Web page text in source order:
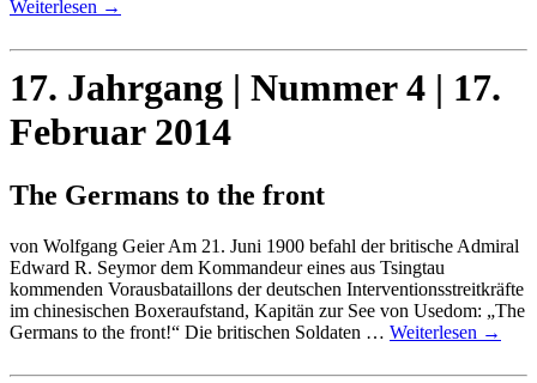
Weiterlesen →
17. Jahrgang | Nummer 4 | 17.
Februar 2014
The Germans to the front
von Wolfgang Geier Am 21. Juni 1900 befahl der britische Admiral
Edward R. Seymor dem Kommandeur eines aus Tsingtau
kommenden Vorausbataillons der deutschen Interventionsstreitkräfte
im chinesischen Boxeraufstand, Kapitän zur See von Usedom: „The
Germans to the front!“ Die britischen Soldaten … Weiterlesen →